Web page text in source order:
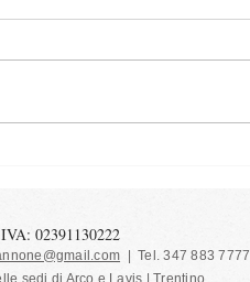
02391130222
| Tel. 347 883 7777